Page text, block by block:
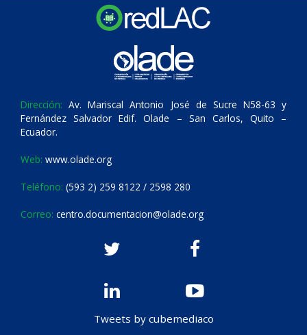
Dirección: Av. Mariscal Antonio José de Sucre N58-63 y
Fernández Salvador Edif. Olade – San Carlos, Quito –
Ecuador.
Web: www.olade.org
Teléfono: (593 2) 259 8122 / 2598 280
Correo: centro.documentacion@olade.org
Tweets by cubemediaco